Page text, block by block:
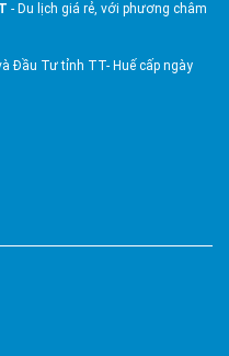
- Du lịch giá rẻ, với phương châm
Đầu Tư tỉnh TT- Huế cấp ngày